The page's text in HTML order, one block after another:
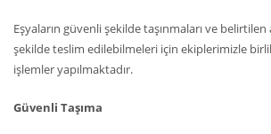
Eşyaların güvenli şekilde taşınmaları ve
şekilde teslim edilebilmeleri için ekiplerimizle
işlemler yapılmaktadır.
Güvenli Taşıma